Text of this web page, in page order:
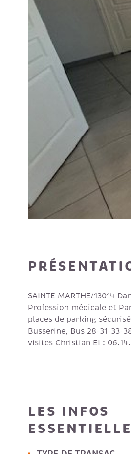
SAINTE MARTHE/13014
Profession médicale et
places de parking
Busserine, Bus 28-31-33-
visites Christian EI :
LES INFOS